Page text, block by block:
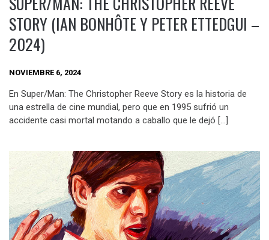
STORY (IAN BONHÔTE Y PETER ETTEDGUI –
2024)
NOVIEMBRE 6, 2024
En Super/Man: The Christopher Reeve Story es la historia de
una estrella de cine mundial, pero que en 1995 sufrió un
accidente casi mortal motando a caballo que le dejó […]